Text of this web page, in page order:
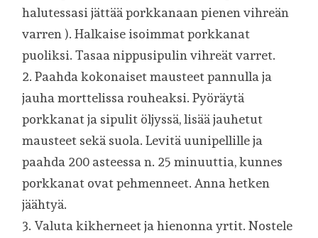
halutessasi jättää porkkanaan pienen vihreän
varren ). Halkaise isoimmat porkkanat
puoliksi. Tasaa nippusipulin vihreät varret.
2. Paahda kokonaiset mausteet pannulla ja
jauha morttelissa rouheaksi. Pyöräytä
porkkanat ja sipulit öljyssä, lisää jauhetut
mausteet sekä suola. Levitä uunipellille ja
paahda 200 asteessa n. 25 minuuttia, kunnes
porkkanat ovat pehmenneet. Anna hetken
jäähtyä.
3. Valuta kikherneet ja hienonna yrtit. Nostele